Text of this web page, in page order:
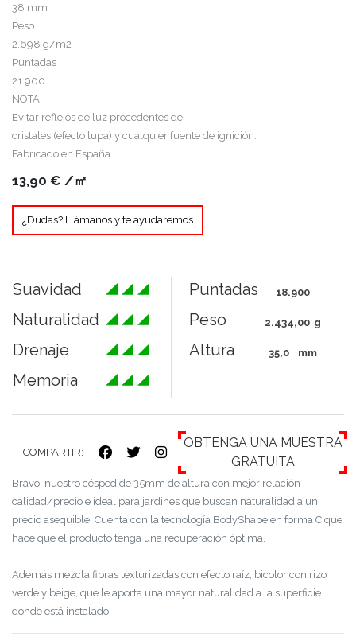
38 mm
Peso
2.698 g/m2
Puntadas
21.900
NOTA:
Evitar reflejos de luz procedentes de
cristales (efecto lupa) y cualquier fuente de ignición.
Fabricado en España.
13,90 € /㎡
¿Dudas? Llámanos y te ayudaremos
Suavidad
Naturalidad
Drenaje
Memoria
Puntadas 18.900
Peso 2.434,00 g
Altura 35,0 mm
COMPARTIR:
OBTENGA UNA MUESTRA
GRATUITA
Bravo, nuestro césped de 35mm de altura con mejor relación
calidad/precio e ideal para jardines que buscan naturalidad a un
precio asequible. Cuenta con la tecnología BodyShape en forma C que
hace que el producto tenga una recuperación óptima.
Además mezcla fibras texturizadas con efecto raíz, bicolor con rizo
verde y beige, que le aporta una mayor naturalidad a la superficie
donde está instalado.